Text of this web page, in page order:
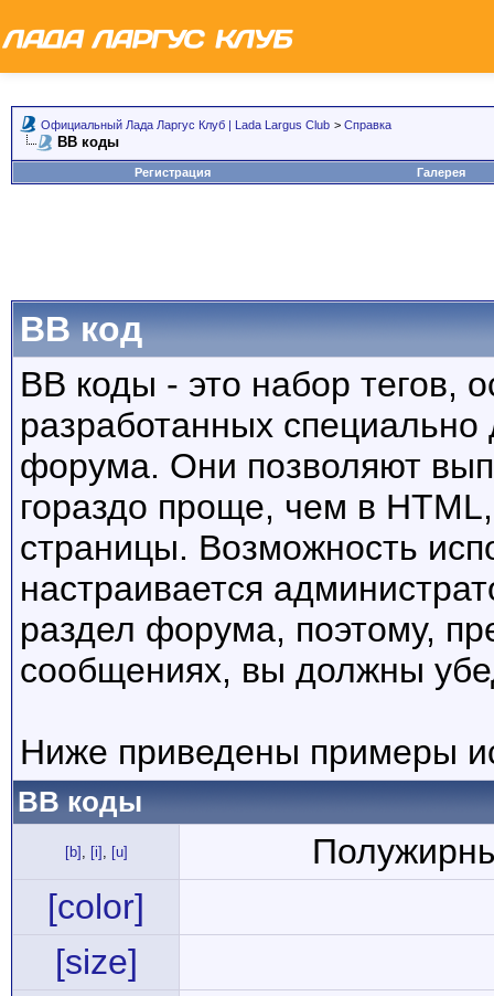
Официальный Лада Ларгус Клуб | Lada Largus Club > Справка
BB коды
Регистрация Галерея
BB код
BB коды - это набор тегов,
разработанных
форума. Они позволяют
гораздо проще, чем в
страницы. Возможность
настраивается
раздел форума, поэтому,
сообщениях, вы должны
Ниже приведены примеры
BB коды
[b] , [i] , [u]
[color]
[size]